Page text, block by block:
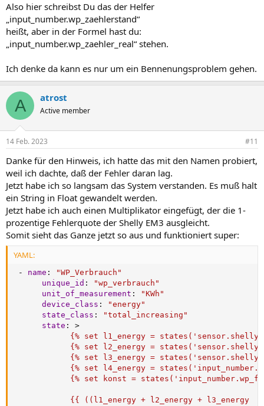
Also hier schreibst Du das der Helfer
„input_number.wp_zaehlerstand“
heißt, aber in der Formel hast du:
„input_number.wp_zaehler_real“ stehen.
Ich denke da kann es nur um ein Bennenungsproblem gehen.
A atrost
Active member
14 Feb. 2023 #11
Danke für den Hinweis, ich hatte das mit den Namen probiert,
weil ich dachte, daß der Fehler daran lag.
Jetzt habe ich so langsam das System verstanden. Es muß halt
ein String in Float gewandelt werden.
Jetzt habe ich auch einen Multiplikator eingefügt, der die 1-
prozentige Fehlerquote der Shelly EM3 ausgleicht.
Somit sieht das Ganze jetzt so aus und funktioniert super:
YAML:
- name :
"WP_Verbrauch"
unique_id :
"wp_verbrauch"
unit_of_measurement :
"KWh"
device_class :
"energy"
state_class :
"total_increasing"
state :
>
{% set l1_energy =
{% set l2_energy =
{% set l3_energy =
{% set l4_energy =
{% set konst =
{{ ((l1_energy + l2_energy + l3_energy